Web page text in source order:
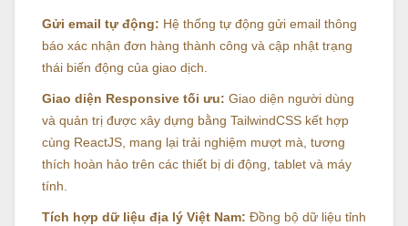
Gửi email tự động: Hệ thống tự động gửi email thông
báo xác nhận đơn hàng thành công và cập nhật trạng
thái biến động của giao dịch.
Giao diện Responsive tối ưu: Giao diện người dùng
và quản trị được xây dựng bằng TailwindCSS kết hợp
cùng ReactJS, mang lại trải nghiệm mượt mà, tương
thích hoàn hảo trên các thiết bị di động, tablet và máy
tính.
Tích hợp dữ liệu địa lý Việt Nam: Đồng bộ dữ liệu tỉnh